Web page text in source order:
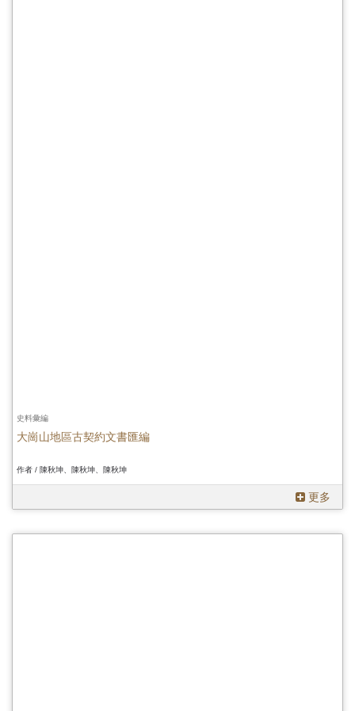
史料彙編
大崗山地區古契約文書匯編
作者 / 陳秋坤、陳秋坤、陳秋坤
更多